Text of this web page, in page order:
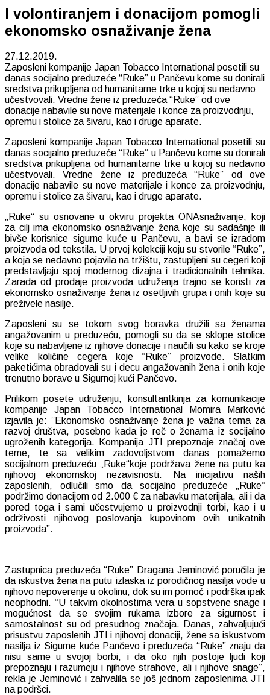
I volontiranjem i donacijom pomogli
ekonomsko osnaživanje žena
27.12.2019.
Zaposleni kompanije Japan Tobacco International posetili su
danas socijalno preduzeće “Ruke” u Pančevu kome su donirali
sredstva prikupljena od humanitarne trke u kojoj su nedavno
učestvovali. Vredne žene iz preduzeća “Ruke” od ove
donacije nabavile su nove materijale i konce za proizvodnju,
opremu i stolice za šivaru, kao i druge aparate.
Zaposleni kompanije Japan Tobacco International posetili su
danas socijalno preduzeće “Ruke” u Pančevu kome su donirali
sredstva prikupljena od humanitarne trke u kojoj su nedavno
učestvovali. Vredne žene iz preduzeća “Ruke” od ove
donacije nabavile su nove materijale i konce za proizvodnju,
opremu i stolice za šivaru, kao i druge aparate.
„Ruke“ su osnovane u okviru projekta ONAsnaživanje, koji
za cilj ima ekonomsko osnaživanje žena koje su sadašnje ili
bivše korisnice sigurne kuće u Pančevu, a bavi se izradom
proizvoda od tekstila. U prvoj kolekciji koju su stvorile “Ruke”,
a koja se nedavno pojavila na tržištu, zastupljeni su cegeri koji
predstavljaju spoj modernog dizajna i tradicionalnih tehnika.
Zarada od prodaje proizvoda udruženja trajno se koristi za
ekonomsko osnaživanje žena iz osetljivih grupa i onih koje su
preživele nasilje.
Zaposleni su se tokom svog boravka družili sa ženama
angažovanim u preduzeću, pomogli su da se sklope stolice
koje su nabavljene iz njihove donacije i naučili su kako se kroje
velike količine cegera koje “Ruke” proizvode. Slatkim
paketićima obradovali su i decu angažovanih žena i onih koje
trenutno borave u Sigurnoj kući Pančevo.
Prilikom posete udruženju, konsultantkinja za komunikacije
kompanije Japan Tobacco International Momira Marković
izjavila je: ”Ekonomsko osnaživanje žena je važna tema za
razvoj društva, posebno kada je reč o ženama iz socijalno
ugroženih kategorija. Kompanija JTI prepoznaje značaj ove
teme, te sa velikim zadovoljstvom danas pomažemo
socijalnom preduzeću „Ruke“koje podržava žene na putu ka
njihovoj ekonomskoj nezavisnosti. Na inicijativu naših
zaposlenih, odlučili smo da socijalno preduzeće „Ruke“
podržimo donacijom od 2.000 € za nabavku materijala, ali i da
pored toga i sami učestvujemo u proizvodnji torbi, kao i u
održivosti njihovog poslovanja kupovinom ovih unikatnih
proizvoda”.
Zastupnica preduzeća “Ruke” Dragana Jeminović poručila je
da iskustva žena na putu izlaska iz porodičnog nasilja vode u
njihovo nepoverenje u okolinu, dok su im pomoć i podrška ipak
neophodni. “U takvim okolnostima vera u sopstvene snage i
mogućnost da se svojim rukama izbore za sigurnost i
samostalnost su od presudnog značaja. Danas, zahvaljujući
prisustvu zaposlenih JTI i njihovoj donaciji, žene sa iskustvom
nasilja iz Sigurne kuće Pančevo i preduzeća “Ruke” znaju da
nisu same u svojoj borbi, i da oko njih postoje ljudi koji
prepoznaju i razumeju i njihove strahove, ali i njihove snage”,
rekla je Jeminović i zahvalila se još jednom zaposlenima JTI
na podršci.